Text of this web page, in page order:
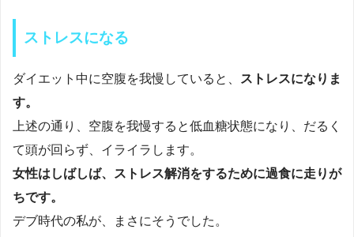
ストレスになる
ダイエット中に空腹を我慢していると、
ストレスになりま
す。
上述の通り、空腹を我慢すると低血糖状態になり、だるく
て頭が回らず、イライラします。
女性はしばしば、ストレス解消をするために過食に走りが
ちです。
デブ時代の私が、まさにそうでした。